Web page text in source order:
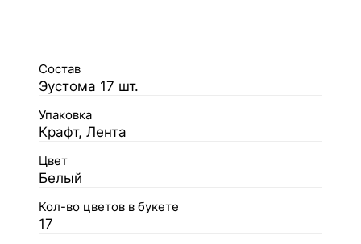
Состав
Эустома 17 шт.
Упаковка
Крафт, Лента
Цвет
Белый
Кол-во цветов в букете
17